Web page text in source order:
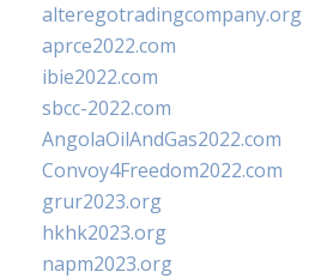
alteregotradingcompany.org
aprce2022.com
ibie2022.com
sbcc-2022.com
AngolaOilAndGas2022.com
Convoy4Freedom2022.com
grur2023.org
hkhk2023.org
napm2023.org